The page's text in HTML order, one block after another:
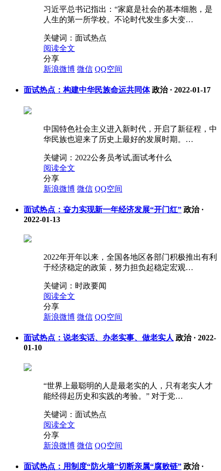
习近平总书记指出：“家庭是社会的基本细胞，是
人生的第一所学校。不论时代发生多大变…
关键词： 面试热点
阅读全文
分享
新浪微博 微信 QQ空间
面试热点：构建中华民族命运共同体 政治· 2022-01-17
中国特色社会主义进入新时代，开启了新征程，中
华民族也迎来了历史上最好的发展时期。…
关键词： 2022公务员考试,面试考什么
阅读全文
分享
新浪微博 微信 QQ空间
面试热点：奋力实现新一年经济发展“开门红” 政治·
2022-01-13
2022年开年以来，全国各地区各部门积极推出有利
于经济稳定的政策，努力担负起稳定宏观…
关键词： 时政要闻
阅读全文
分享
新浪微博 微信 QQ空间
面试热点：说老实话、办老实事、做老实人 政治· 2022-
01-10
“世界上最聪明的人是最老实的人，只有老实人才
能经得起历史和实践的考验。” 对于党…
关键词： 面试热点
阅读全文
分享
新浪微博 微信 QQ空间
面试热点：用制度“防火墙”切断亲属“腐败链” 政治·